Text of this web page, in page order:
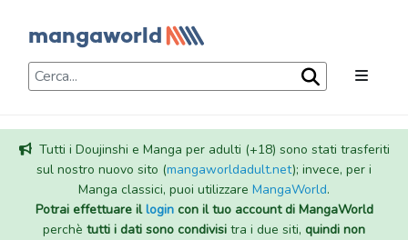
Tutti i Doujinshi e Manga per adulti (+18) sono stati trasferiti
sul nostro nuovo sito (mangaworldadult.net); invece, per i
Manga classici, puoi utilizzare MangaWorld.
Potrai effettuare illogincon il tuo account di MangaWorld
perchè tutti i dati sono condivisi tra i due siti, quindi non